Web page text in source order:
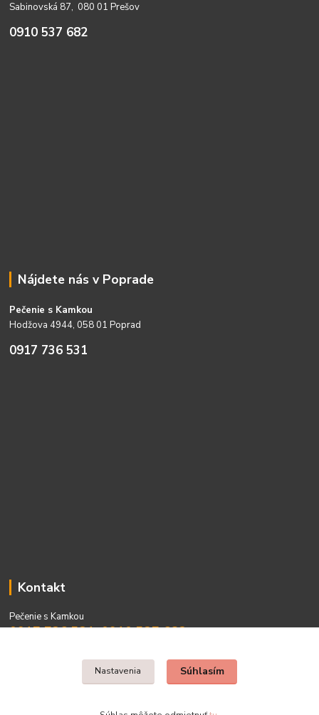
Sabinovská 87, 080 01 Prešov
0910 537 682
Nájdete nás v Poprade
Pečenie s Kamkou
Hodžova 4944, 058 01 Poprad
0917 736 531
Kontakt
Pečenie s Kamkou
0917 736 531, 0910 537 682
Nastavenia Súhlasím